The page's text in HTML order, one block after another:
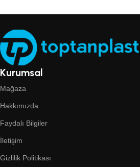
Kurumsal
Mağaza
Hakkımızda
Faydalı Bilgiler
İletişim
Gizlilik Politikası